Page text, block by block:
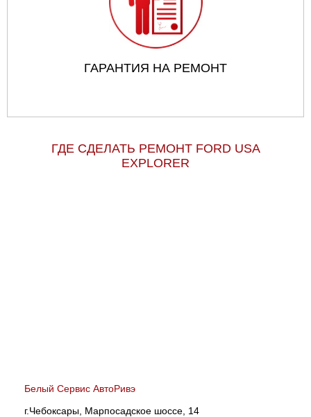
ГАРАНТИЯ НА РЕМОНТ
ГДЕ СДЕЛАТЬ РЕМОНТ FORD USA
EXPLORER
Белый Сервис АвтоРивэ
г.Чебоксары, Марпосадское шоссе, 14